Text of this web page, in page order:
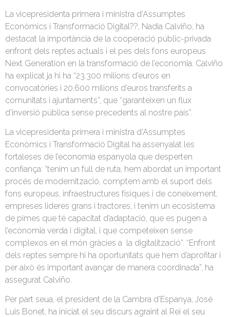
La vicepresidenta primera i ministra d’Assumptes
Econòmics i Transformació Digital??, Nadia Calviño, ha
destacat la importància de la cooperació públic-privada
enfront dels reptes actuals i el pes dels fons europeus
Next Generation en la transformació de l’economia. Calviño
ha explicat ja hi ha “23.300 milions d’euros en
convocatòries i 20.600 milions d’euros transferits a
comunitats i ajuntaments”, que “garanteixen un flux
d’inversió pública sense precedents al nostre país”.
La vicepresidenta primera i ministra d’Assumptes
Econòmics i Transformació Digital ha assenyalat les
fortaleses de l’economia espanyola que desperten
confiança: “tenim un full de ruta, hem abordat un important
procés de modernització, comptem amb el suport dels
fons europeus, infraestructures físiques i de coneixement,
empreses lideres grans i tractores, i tenim un ecosistema
de pimes que té capacitat d’adaptació, que es pugen a
l’economia verda i digital, i que competeixen sense
complexos en el món gràcies a la digitalització”. “Enfront
dels reptes sempre hi ha oportunitats que hem d’aprofitar i
per això és important avançar de manera coordinada”, ha
assegurat Calviño.
Per part seua, el president de la Cambra d’Espanya, José
Luis Bonet, ha iniciat el seu discurs agraint al Rei el seu